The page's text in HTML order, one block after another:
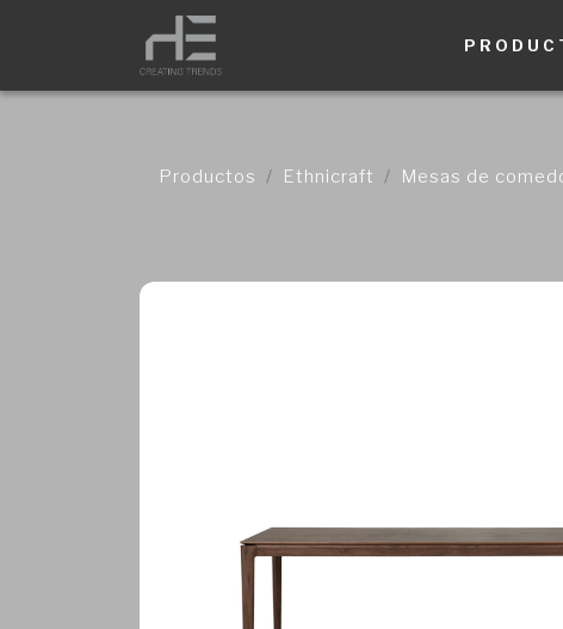
Productos Ethnicraft Mesas de